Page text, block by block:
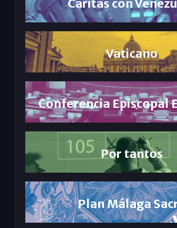
Vaticano
Conferencia Episcopal
Por tantos
Plan Málaga